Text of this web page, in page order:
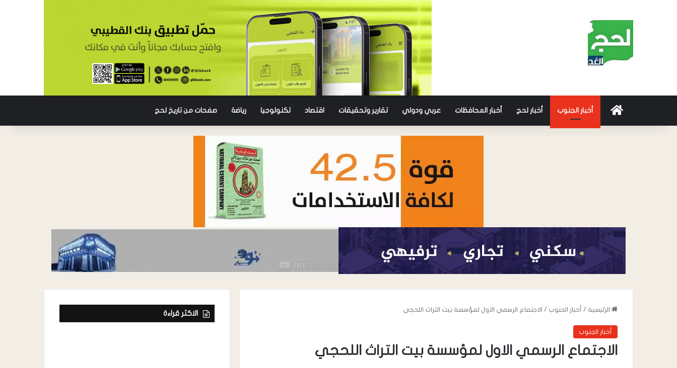
أخبار الجنوب أخبار لحج أخبار المحافظات عربي ودولي تقارير وتحقيقات اقتصاد تكنولوجيا رياضة صفحات من تاريخ لحج
الرئيسية / أخبار الجنوب / الاجتماع الرسمي الاول لمؤسسة بيت التراث اللحجي
أخبار الجنوب
الاجتماع الرسمي الاول لمؤسسة بيت التراث اللحجي
الاكثر قراءة